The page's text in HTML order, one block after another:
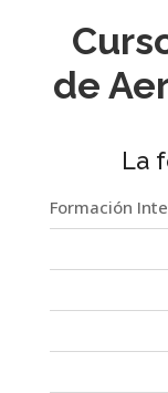
de
La
Formación